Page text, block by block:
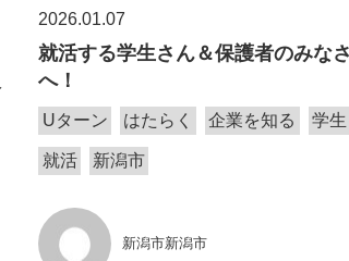
2026.01.07
就活する学生さん＆保護者のみな
へ！
Uターン はたらく 企業を知る 学生
就活 新潟市
新潟市新潟市